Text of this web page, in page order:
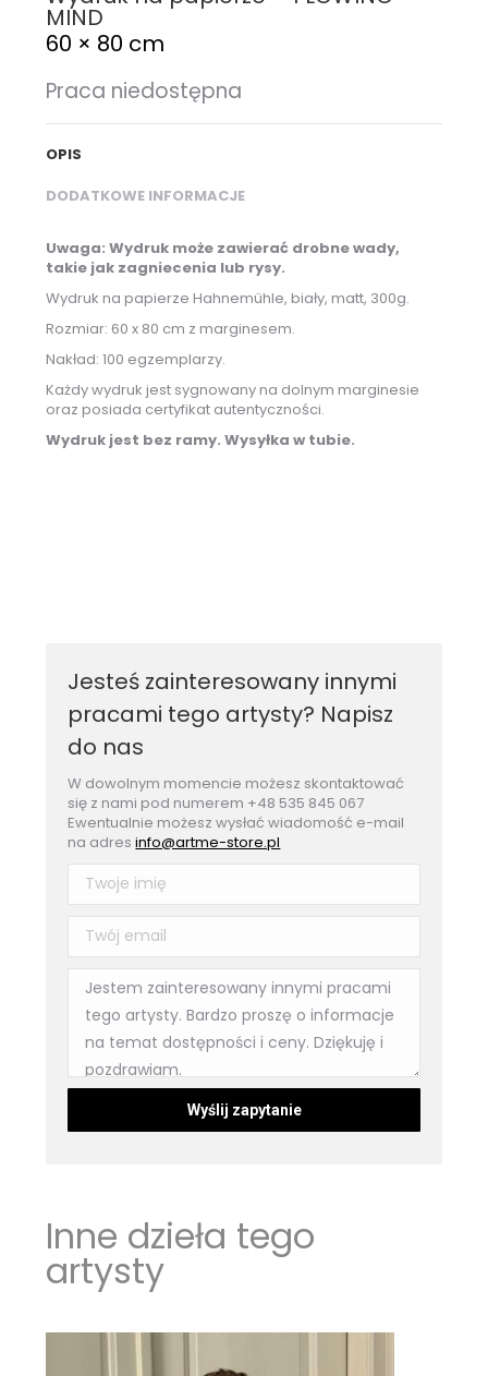
MIND
60 × 80 cm
Praca niedostępna
OPIS
DODATKOWE INFORMACJE
Uwaga: Wydruk może zawierać drobne wady,
takie jak zagniecenia lub rysy.
Wydruk na papierze Hahnemühle, biały, matt, 300g.
Rozmiar: 60 x 80 cm z marginesem.
Nakład: 100 egzemplarzy.
Każdy wydruk jest sygnowany na dolnym marginesie
oraz posiada certyfikat autentyczności.
Wydruk jest bez ramy. Wysyłka w tubie.
Jesteś zainteresowany innymi
pracami tego artysty? Napisz
do nas
W dowolnym momencie możesz skontaktować
się z nami pod numerem +48 535 845 067
Ewentualnie możesz wysłać wiadomość e-mail
na adresinfo@artme-store.pl
Inne dzieła tego
artysty